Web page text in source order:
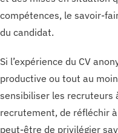
compétences, le savoir-
du candidat.
Si l’expérience du CV
productive ou tout au
sensibiliser les recruteurs
recrutement, de réfléchir
peut-être de privilégier